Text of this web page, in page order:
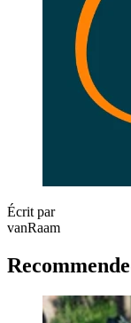
Écrit par
vanRaam